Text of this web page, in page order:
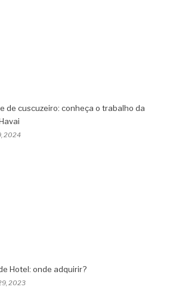
de cuscuzeiro: conheça o trabalho da
2024
Hotel: onde adquirir?
2023